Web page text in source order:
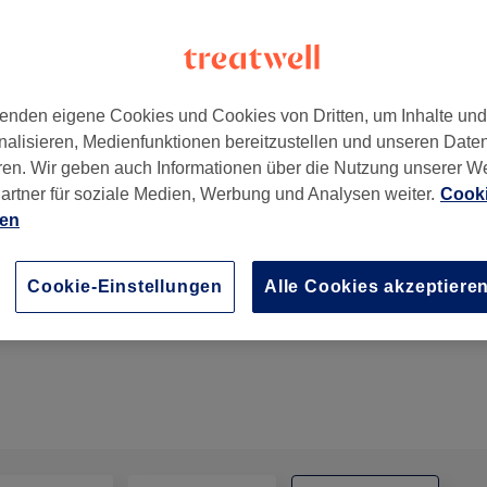
, Germany, Berlin, 10627
RSL Gerätmassage Körper
eigene Cookies und Cookies von Dritten, um Inhalte
Medienfunktionen bereitzustellen und unseren
Wir geben auch Informationen über die Nutzung unserer
für soziale Medien, Werbung und Analysen weiter.
Cookie-Einstellungen Alle Cookies